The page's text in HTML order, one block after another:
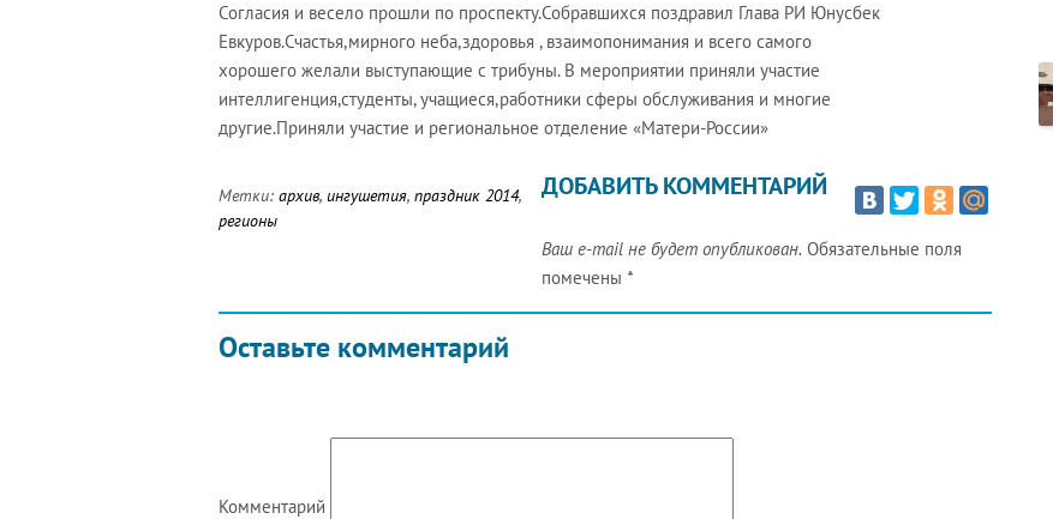
Согласия и весело прошли по проспекту.Собравшихся поздравил Глава РИ Юнусбек
Евкуров.Счастья,мирного неба,здоровья , взаимопонимания и всего самого
хорошего желали выступающие с трибуны. В мероприятии приняли участие
интеллигенция,студенты, учащиеся,работники сферы обслуживания и многие
другие.Приняли участие и региональное отделение «Матери-России»
Метки: архив, ингушетия, праздник 2014,
регионы
Оставьте комментарий
ДОБАВИТЬ КОММЕНТАРИЙ
Ваш e-mail не будет опубликован. Обязательные поля
помечены *
Комментарий